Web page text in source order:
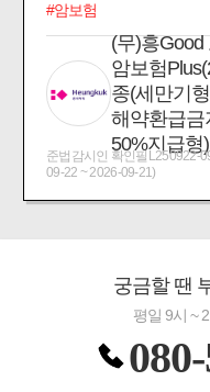
#암보험
(무)흥
암보험
종(세만기
해약환급금
50%지급형)
준법감시인 확인필L250922-
09-22 ~ 2026-09-21)
궁금할 땐
평일 9시 ~